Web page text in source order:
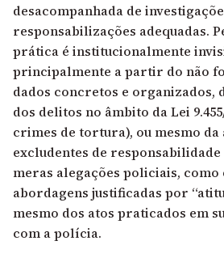
desacompanhada de
responsabilizações adequadas.
prática é institucionalmente
principalmente a partir do não
dados concretos e organizados,
dos delitos no âmbito da Lei
crimes de tortura), ou mesmo da
excludentes de responsabilidade
meras alegações policiais, como
abordagens justificadas por
mesmo dos atos praticados em
com a polícia.